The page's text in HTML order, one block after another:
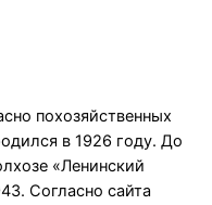
похозяйственных
в 1926 году. До
«Ленинский
Согласно сайта